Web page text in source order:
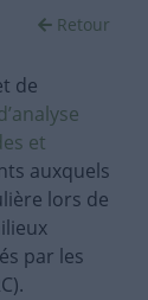
Retour
de
et
auxquels
lors de
par les